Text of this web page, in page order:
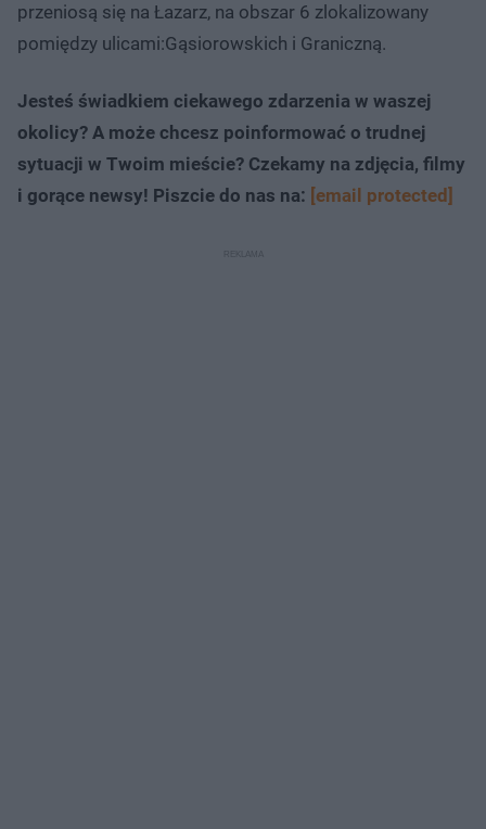
przeniosą się na Łazarz, na obszar 6 zlokalizowany
pomiędzy ulicami:Gąsiorowskich i Graniczną.
Jesteś świadkiem ciekawego zdarzenia w waszej
okolicy? A może chcesz poinformować o trudnej
sytuacji w Twoim mieście? Czekamy na zdjęcia, filmy
i gorące newsy! Piszcie do nas na: [email protected]